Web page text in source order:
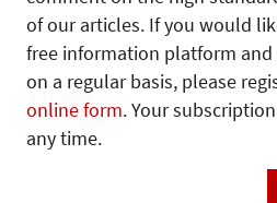
of our articles. If you would
free information platform and
on a regular basis, please
online form. Your
any time.